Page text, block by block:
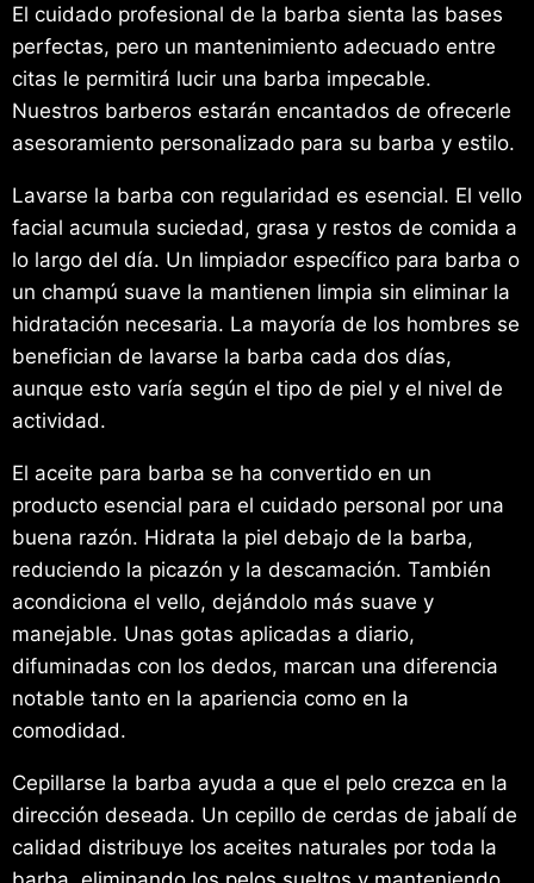
El cuidado profesional de la barba sienta las bases
perfectas, pero un mantenimiento adecuado entre
citas le permitirá lucir una barba impecable.
Nuestros barberos estarán encantados de ofrecerle
asesoramiento personalizado para su barba y estilo.
Lavarse la barba con regularidad es esencial. El vello
facial acumula suciedad, grasa y restos de comida a
lo largo del día. Un limpiador específico para barba o
un champú suave la mantienen limpia sin eliminar la
hidratación necesaria. La mayoría de los hombres se
benefician de lavarse la barba cada dos días,
aunque esto varía según el tipo de piel y el nivel de
actividad.
El aceite para barba se ha convertido en un
producto esencial para el cuidado personal por una
buena razón. Hidrata la piel debajo de la barba,
reduciendo la picazón y la descamación. También
acondiciona el vello, dejándolo más suave y
manejable. Unas gotas aplicadas a diario,
difuminadas con los dedos, marcan una diferencia
notable tanto en la apariencia como en la
comodidad.
Cepillarse la barba ayuda a que el pelo crezca en la
dirección deseada. Un cepillo de cerdas de jabalí de
calidad distribuye los aceites naturales por toda la